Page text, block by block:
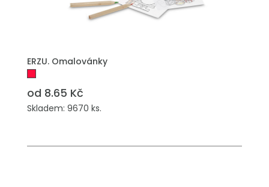
ERZU. Omalovánky
od 8.65 Kč
Skladem: 9670 ks.